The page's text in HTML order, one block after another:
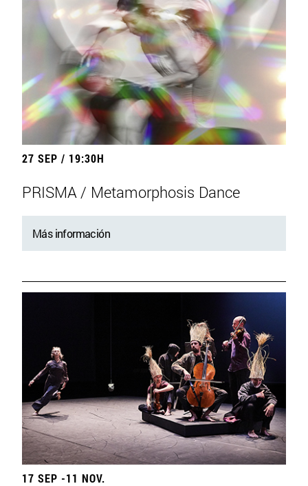
27 SEP / 19:30H
PRISMA / Metamorphosis Dance
Más información
17 SEP -11 NOV.